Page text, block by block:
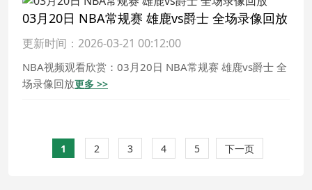
03月20日 NBA常规赛 雄鹿vs爵士 全场录像回放
更新时间：2026-03-21 00:12:00
NBA视频观看欣赏：03月20日 NBA常规赛 雄鹿vs爵士 全
场录像回放更多 >>
1 2 3 4 5 下一页